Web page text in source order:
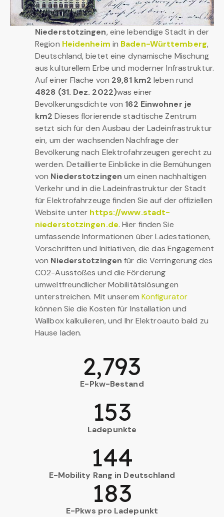
Niederstotzingen, eine lebendige Stadt in der
Region Heidenheim in Baden-Württemberg,
Deutschland, bietet eine dynamische Mischung
aus kulturellem Erbe und moderner Infrastruktur.
Auf einer Fläche von 29,81 km2 leben rund
4828 (31. Dez. 2022)was einer
Bevölkerungsdichte von 162 Einwohner je
km2 Dieses florierende städtische Zentrum
setzt sich für den Ausbau der Ladeinfrastruktur
ein, um der wachsenden Nachfrage der
Bevölkerung nach Elektrofahrzeugen gerecht zu
werden. Detaillierte Einblicke in die Bemühungen
von Niederstotzingen um einen nachhaltigen
Verkehr und in die Ladeinfrastruktur der Stadt
für Elektrofahrzeuge finden Sie auf der offiziellen
Website unter https://www.stadt-
niederstotzingen.de. Hier finden Sie
umfassende Informationen über Ladestationen,
Vorschriften und Initiativen, die das Engagement
von Niederstotzingen für die Verringerung des
CO2-Ausstoßes und die Förderung
umweltfreundlicher Mobilitätslösungen
unterstreichen. Mit unserem Konfigurator
können Sie die Kosten für Installation und
Wallbox kalkulieren, und Ihr Elektroauto bald zu
Hause laden.
E-Pkw-Bestand
2,793
Ladepunkte
153
E-Mobility Rang in Deutschland
144
E-Pkws pro Ladepunkt
183